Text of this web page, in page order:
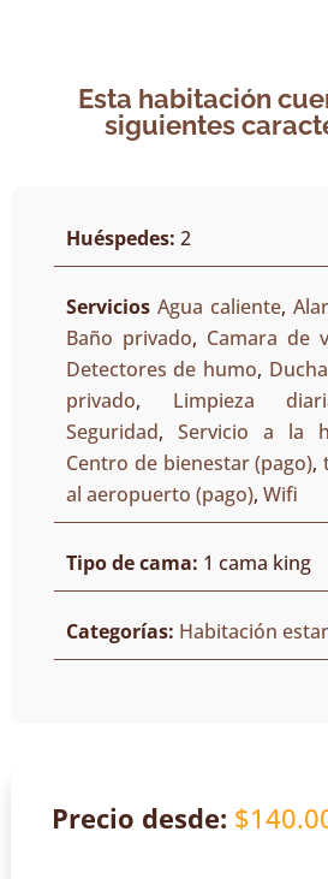
Esta habitación
siguientes
Huéspedes: 2
Servicios Agua caliente,
Baño privado, Camara de
Detectores de humo, Ducha
privado, Limpieza
Seguridad, Servicio a la
Centro de bienestar (pago),
al aeropuerto (pago), Wifi
Tipo de cama: 1 cama king
Categorías: Habitación
Precio desde: $